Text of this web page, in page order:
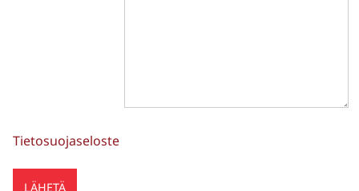
Tietosuojaseloste